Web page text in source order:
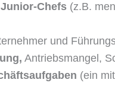
Chefs (z.B.
und
Antriebsmangel,
(ein